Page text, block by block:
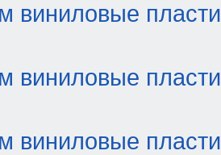
виниловые
виниловые
виниловые